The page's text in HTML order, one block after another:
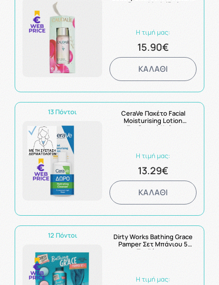
Detox Mask 15ml
Η τιμή μας:
15.90€
ΚΑΛΑΘΙ
13 Πόντοι
CeraVe Πακέτο Facial
Moisturising Lotion
Ενυδατική Κρέμα
Η τιμή μας:
13.29€
ΚΑΛΑΘΙ
12 Πόντοι
Dirty Works Bathing Grace
Pamper Σετ Μπάνιου 5
Προϊόντων
Η τιμή μας: